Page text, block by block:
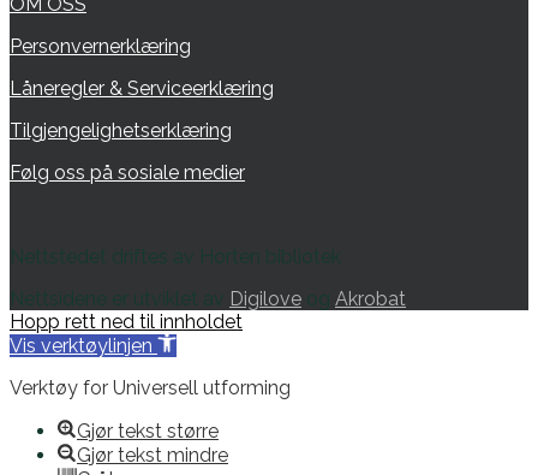
Personvernerklæring
Låneregler & Serviceerklæring
Tilgjengelighetserklæring
Følg oss på sosiale medier
Nettstedet driftes av Horten bibliotek
Nettsidene er utviklet av Digilove og Akrobat
Hopp rett ned til innholdet
Vis verktøylinjen
Verktøy for Universell utforming
Gjør tekst større
Gjør tekst mindre